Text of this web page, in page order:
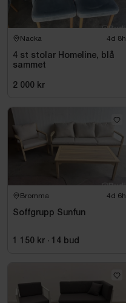
Nacka 4d 8h
4 st stolar Homeline, blå
sammet
2 000 kr
Bromma 4d 6h
Soffgrupp Sunfun
1 150 kr · 14 bud